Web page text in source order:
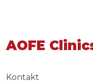
AOFE
Kontakt